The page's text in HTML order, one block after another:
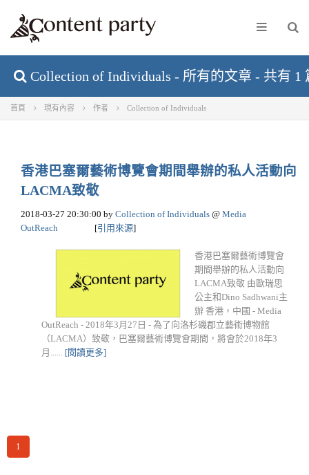
Collection of Individuals - 所有的文章 - 共有 1
首頁 現有內容 作者 Collection of Individuals
香港巴塞爾藝術博覽會期間舉辦的私人活動向
LACMA致敬
2018-03-27 20:30:00 by Collection of Individuals @ Media
OutReach
[引用來源]
香港巴塞爾藝術博覽會
期間舉辦的私人活動向
LACMA致敬 由歐瑞思
公主和Dino Sadhwani主
辦 香港，中國 - Media
OutReach - 2018年3月27日 - 為了向洛杉磯郡立藝術博物館
（LACMA）致敬，巴塞爾藝術博覽會期間，將會於2018年3
月...... [閱讀更多]
1